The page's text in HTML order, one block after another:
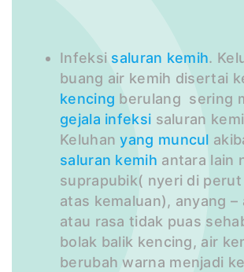
Infeksi saluran kemih.
buang air kemih disertai
kencing berulang sering
gejala infeksi saluran
Keluhanyang muncul
saluran kemih antara lain
suprapubik( nyeri di perut
atas kemaluan), anyang –
atau rasa tidak puas
bolak balik kencing, air
berubah warna menjadi